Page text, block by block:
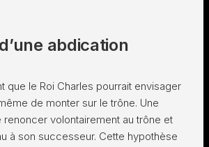
abdication
que le Roi Charles pourrait envisager
de monter sur le trône. Une
renoncer volontairement au trône et
à son successeur. Cette hypothèse